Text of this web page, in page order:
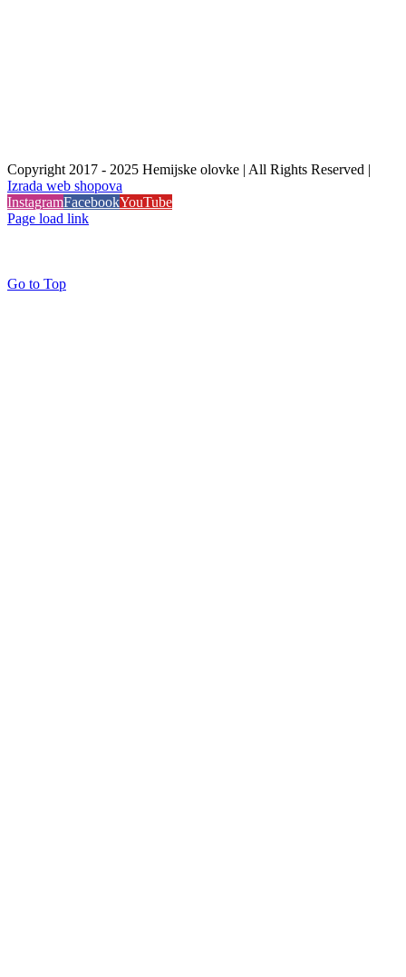
Copyright 2017 - 2025 Hemijske olovke | All Rights Reserved |
Izrada web shopova
InstagramFacebookYouTube
Page load link
Go to Top